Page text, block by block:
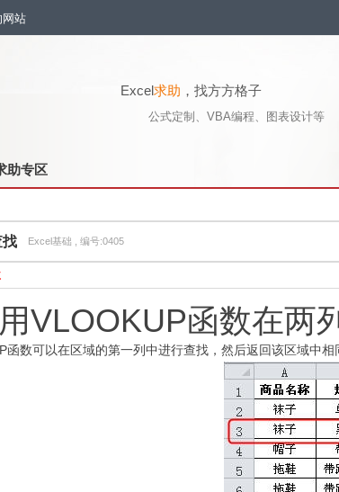
站
Excel求助 ，找方方格子
公式定制、VBA编程、图表设计等
助专区
找 Excel基础 , 编号:0405
用VLOOKUP函数在两
函数可以在区域的第一列中进行查找，然后返回该区域中